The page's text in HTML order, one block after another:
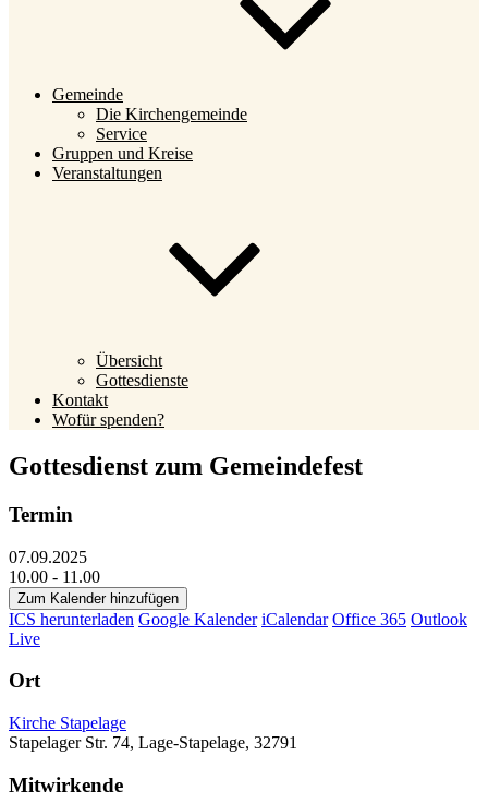
Gemeinde
Die Kirchengemeinde
Service
Gruppen und Kreise
Veranstaltungen
Übersicht
Gottesdienste
Kontakt
Wofür spenden?
Gottesdienst zum Gemeindefest
Termin
07.09.2025
10.00 - 11.00
Zum Kalender hinzufügen
ICS herunterladen Google Kalender iCalendar Office 365 Outlook
Live
Ort
Kirche Stapelage
Stapelager Str. 74, Lage-Stapelage, 32791
Mitwirkende